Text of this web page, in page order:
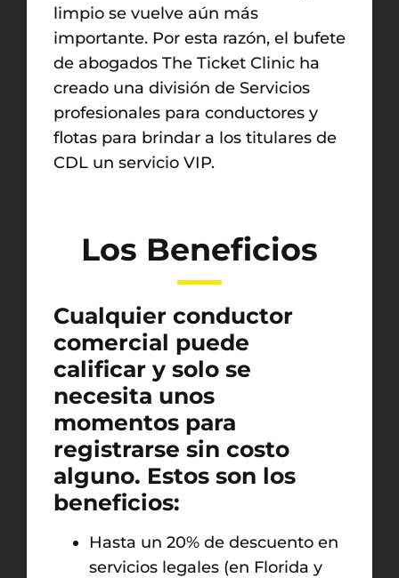
limpio se vuelve aún más
importante. Por esta razón, el bufete
de abogados The Ticket Clinic ha
creado una división de Servicios
profesionales para conductores y
flotas para brindar a los titulares de
CDL un servicio VIP.
Los Beneficios
Cualquier conductor
comercial puede
calificar y solo se
necesita unos
momentos para
registrarse sin costo
alguno. Estos son los
beneficios:
Hasta un 20% de descuento en
servicios legales (en Florida y